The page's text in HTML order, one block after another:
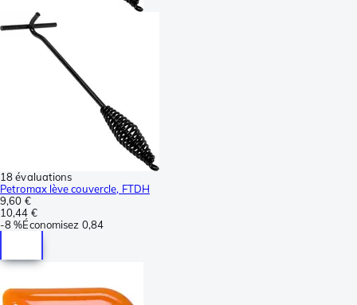
18 évaluations
Petromax lève couvercle, FTDH
9,60 €
10,44 €
-8 %Économisez 0,84